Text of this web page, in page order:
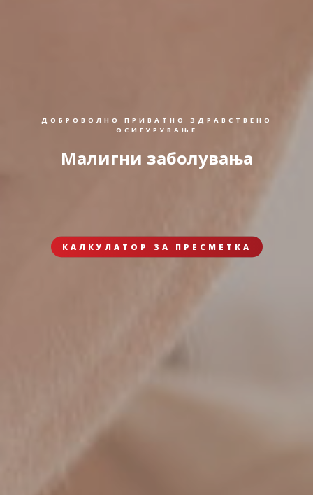
ДОБРОВОЛНО ПРИВАТНО ЗДРАВСТВЕНО
ОСИГУРУВАЊЕ
Малигни заболувања
КАЛКУЛАТОР ЗА ПРЕСМЕТКА